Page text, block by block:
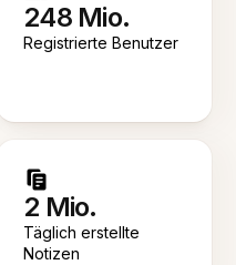
248 Mio.
Registrierte Benutzer
2 Mio.
Täglich erstellte
Notizen